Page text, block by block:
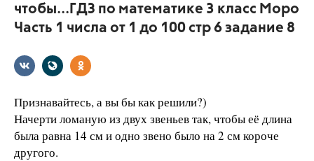
чтобы...ГДЗ по математике 3 класс Моро
Часть 1 числа от 1 до 100 стр 6 задание 8
Признавайтесь, а вы бы как решили?)
Начерти ломаную из двух звеньев так, чтобы её длина
была равна 14 см и одно звено было на 2 см короче
другого.